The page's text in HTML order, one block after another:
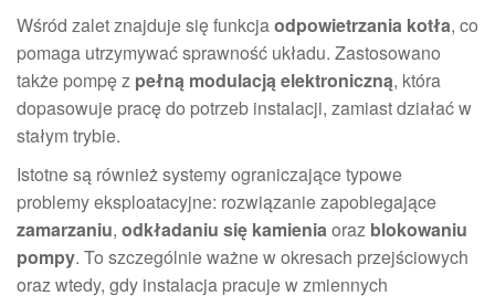
Wśród zalet znajduje się funkcjaodpowietrzania kotła, co
pomaga utrzymywać sprawność układu. Zastosowano
także pompę z pełną modulacją elektroniczną, która
dopasowuje pracę do potrzeb instalacji, zamiast działać w
stałym trybie.
Istotne są również systemy ograniczające typowe
problemy eksploatacyjne: rozwiązanie zapobiegające
zamarzaniu, odkładaniu się kamieniaoraz blokowaniu
pompy. To szczególnie ważne w okresach przejściowych
oraz wtedy, gdy instalacja pracuje w zmiennych